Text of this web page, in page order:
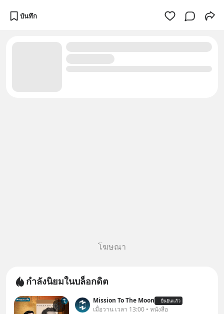
บันทึก
โฆษณา
กำลังนิยมในบล็อกดิต
Mission To The Moon ยืนยันแล้ว
เมื่อวาน เวลา 13:00 • หนังสือ